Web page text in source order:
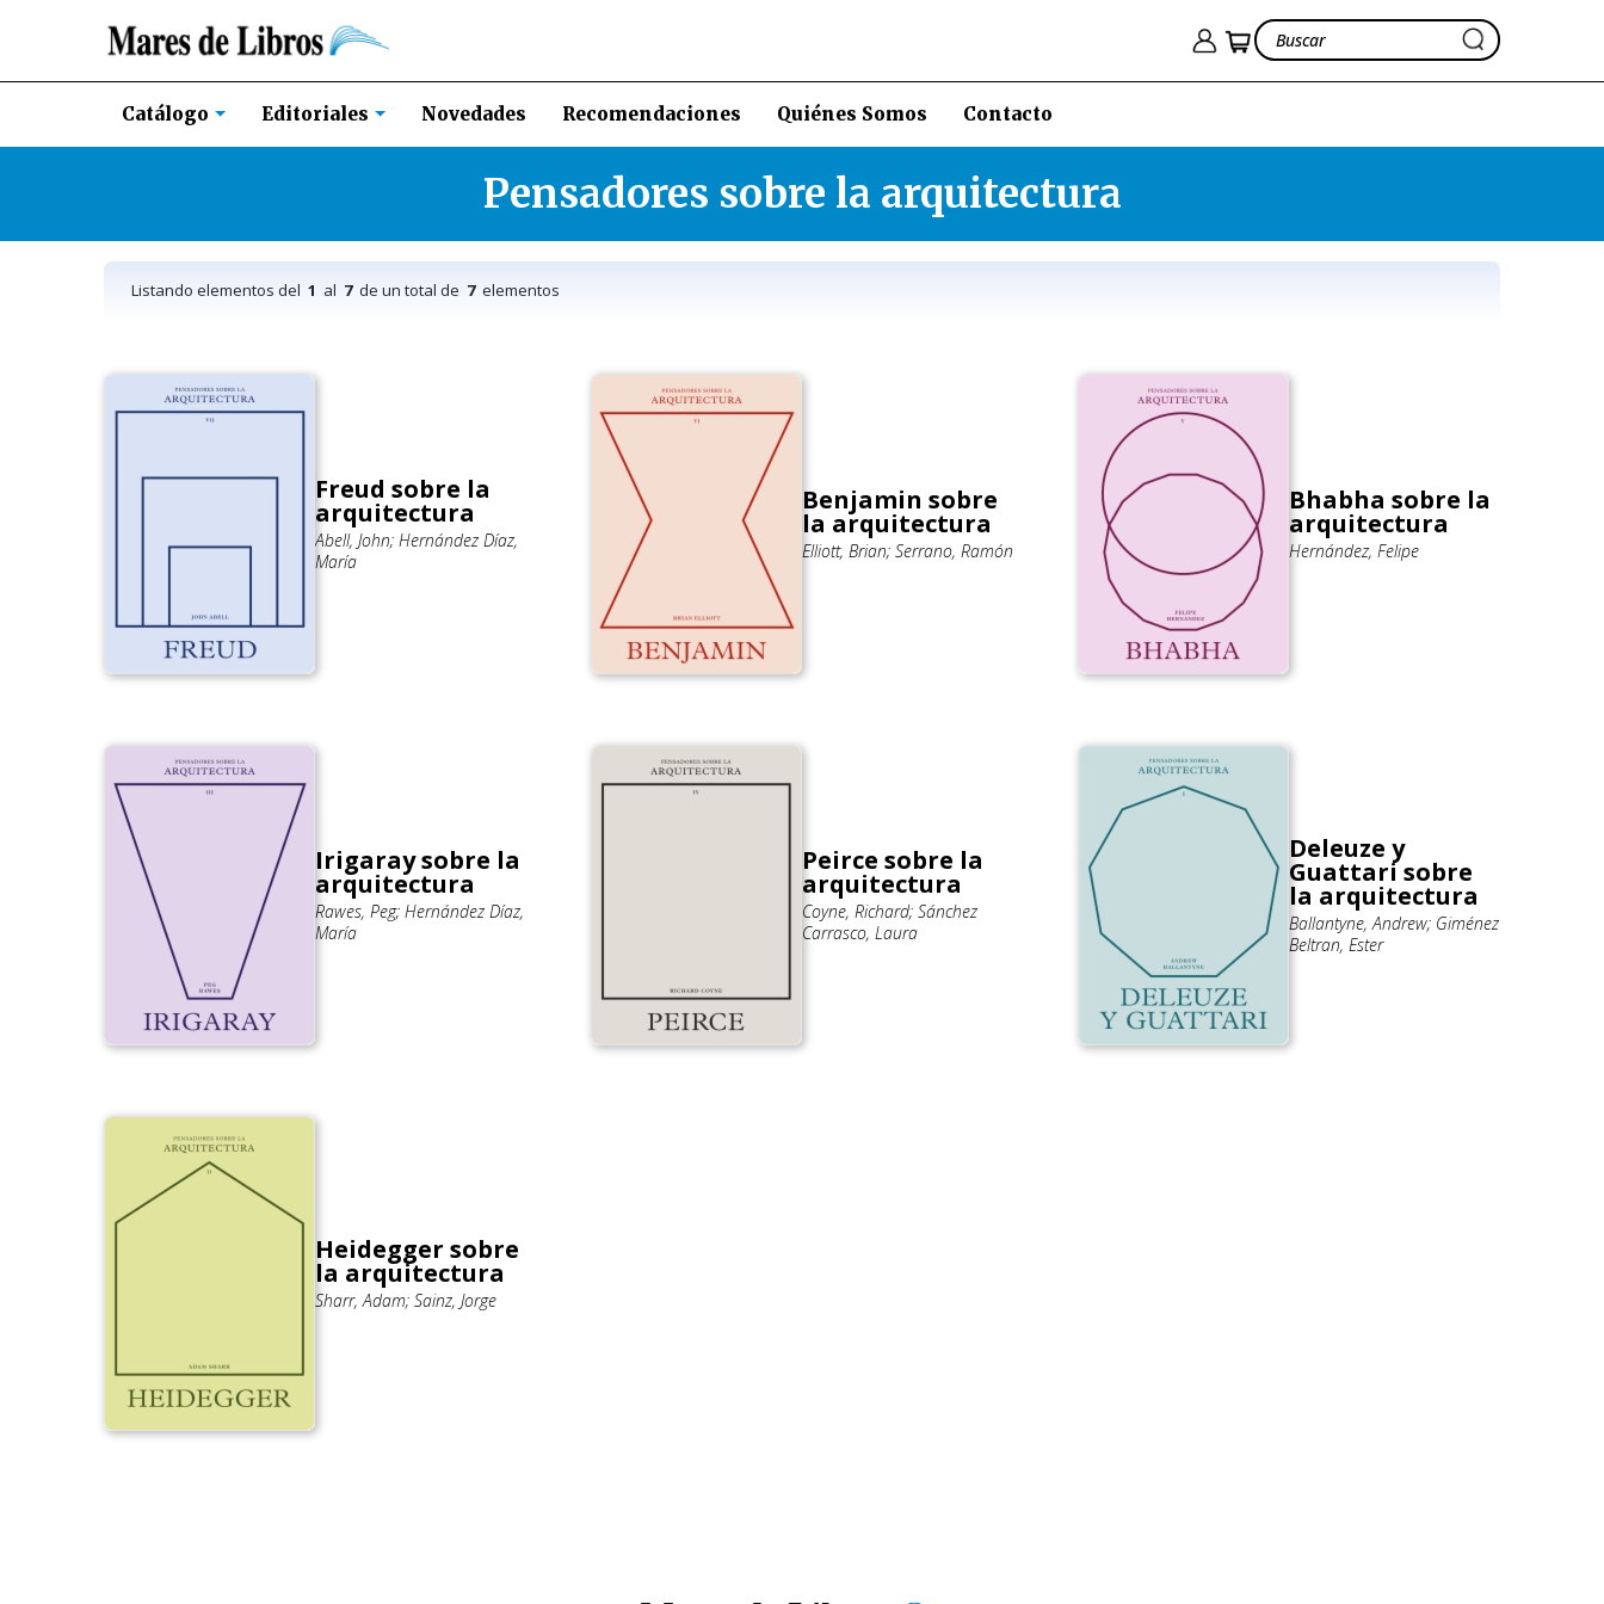
Catálogo Editoriales Novedades Recomendaciones Quiénes Somos Contacto
Pensadores sobre la arquitectura
Listando elementos del 1 al 7de un total de 7elementos
Freud sobre la
arquitectura
Abell, John; Hernández Díaz,
María
Benjamin sobre
la arquitectura
Elliott, Brian; Serrano, Ramón
Bhabha sobre la
arquitectura
Hernández, Felipe
Irigaray sobre la
arquitectura
Rawes, Peg; Hernández Díaz,
María
Peirce sobre la
arquitectura
Coyne, Richard; Sánchez
Carrasco, Laura
Deleuze y
Guattari sobre
la arquitectura
Ballantyne, Andrew; Giménez
Beltran, Ester
Heidegger sobre
la arquitectura
Sharr, Adam; Sainz, Jorge